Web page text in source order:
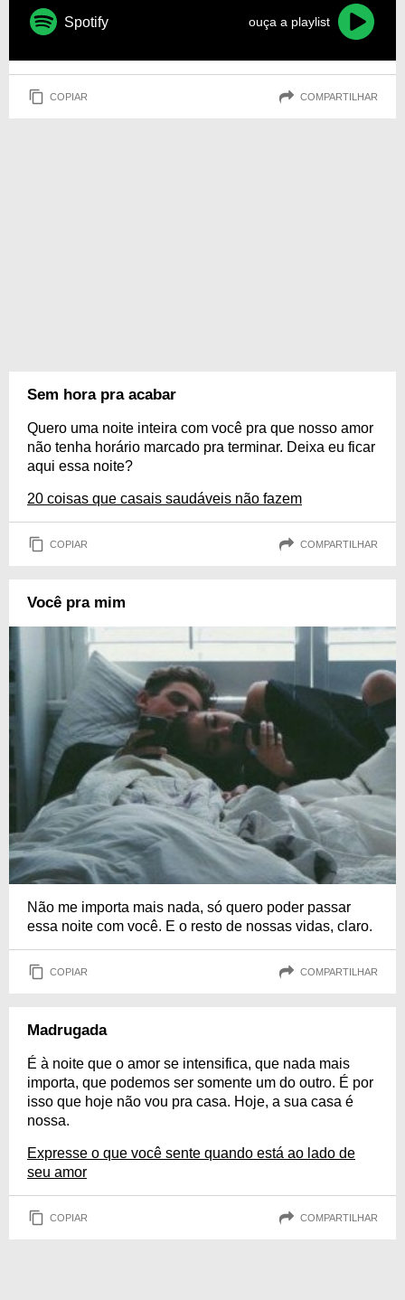
Spotify ouça a playlist
COPIAR COMPARTILHAR
Sem hora pra acabar
Quero uma noite inteira com você pra que nosso amor
não tenha horário marcado pra terminar. Deixa eu ficar
aqui essa noite?
20 coisas que casais saudáveis não fazem
COPIAR COMPARTILHAR
Você pra mim
Não me importa mais nada, só quero poder passar
essa noite com você. E o resto de nossas vidas, claro.
COPIAR COMPARTILHAR
Madrugada
É à noite que o amor se intensifica, que nada mais
importa, que podemos ser somente um do outro. É por
isso que hoje não vou pra casa. Hoje, a sua casa é
nossa.
Expresse o que você sente quando está ao lado de
seu amor
COPIAR COMPARTILHAR